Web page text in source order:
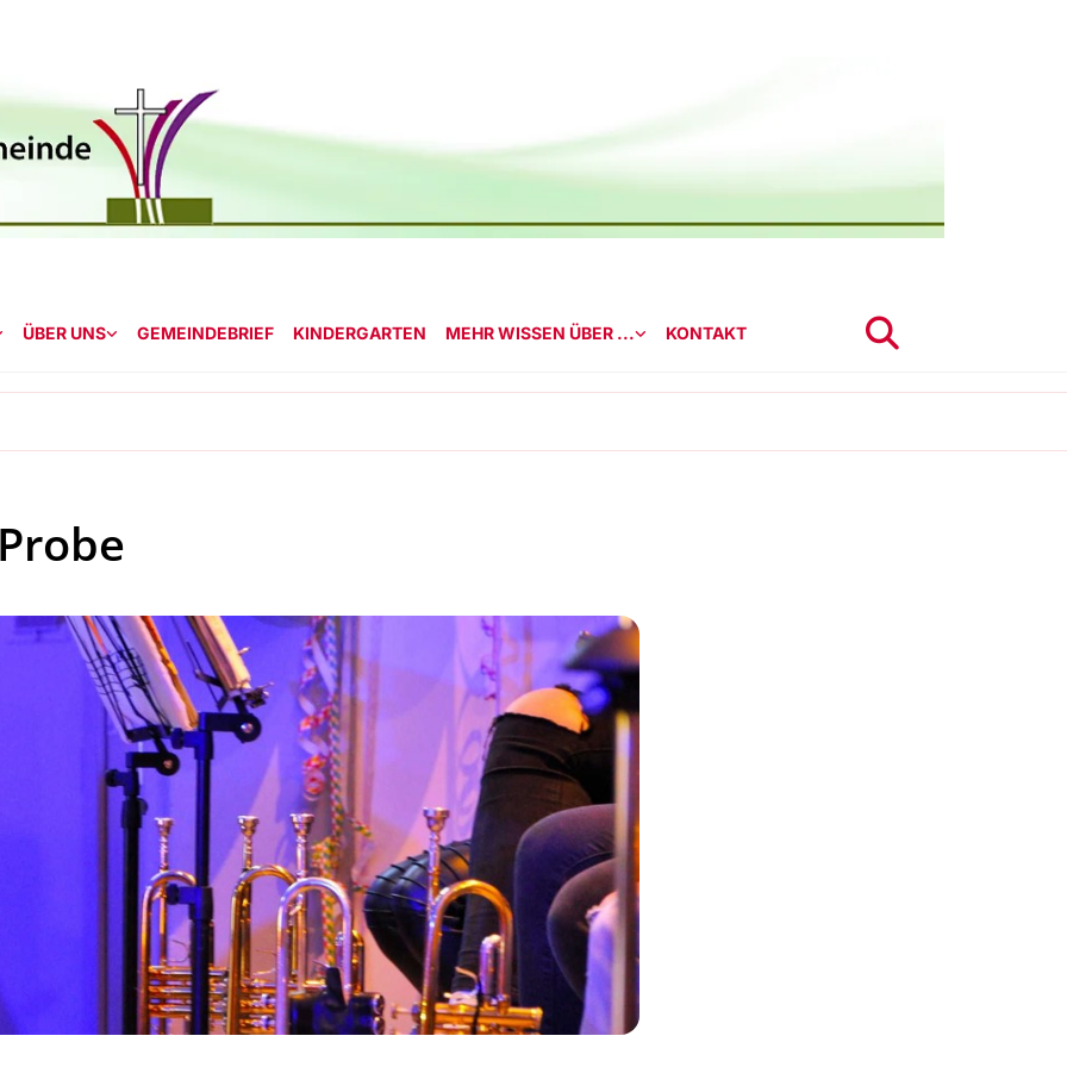
ÜBER UNS GEMEINDEBRIEF KINDERGARTEN MEHR WISSEN ÜBER ... KONTAKT